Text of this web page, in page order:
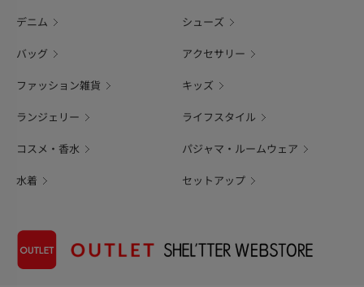
デニム シューズ
バッグ アクセサリー
ファッション雑貨 キッズ
ランジェリー ライフスタイル
コスメ・香水 パジャマ・ルームウェア
水着 セットアップ